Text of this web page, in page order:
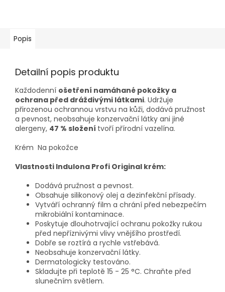
Popis
Detailní popis produktu
Každodenní ošetření namáhané pokožky a
ochrana před dráždivými látkami. Udržuje
přirozenou ochrannou vrstvu na kůži, dodává pružnost
a pevnost, neobsahuje konzervační látky ani jiné
alergeny, 47 % složení tvoří přírodní vazelína.
Krém Na pokožce
Vlastnosti Indulona Profi Original krém:
Dodává pružnost a pevnost.
Obsahuje silikonový olej a dezinfekční přísady.
Vytváří ochranný film a chrání před nebezpečím
mikrobiální kontaminace.
Poskytuje dlouhotrvající ochranu pokožky rukou
před nepříznivými vlivy vnějšího prostředí.
Dobře se roztírá a rychle vstřebává.
Neobsahuje konzervační látky.
Dermatologicky testováno.
Skladujte při teplotě 15 - 25 °C. Chraňte před
slunečním světlem.